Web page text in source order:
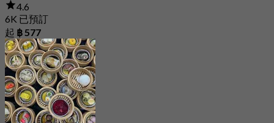
4.6
6K 已預訂
起 ฿ 577